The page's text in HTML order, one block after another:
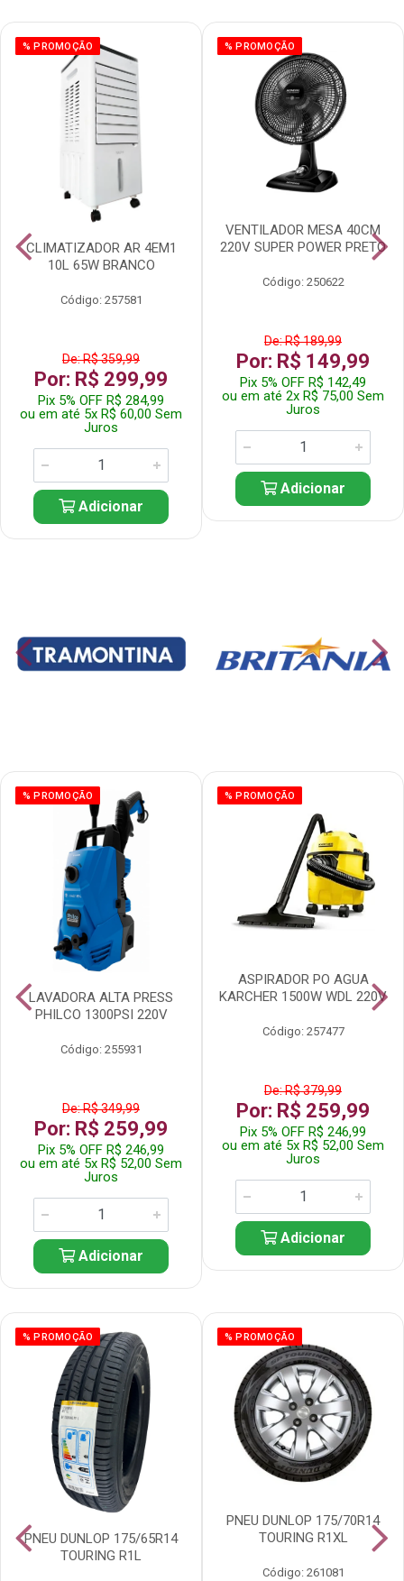
% PROMOÇÃO
CLIMATIZADOR AR 4EM1
10L 65W BRANCO
Código: 257581
De: R$ 359,99
Por: R$ 299,99
Pix 5% OFF R$ 284,99
ou em até 5x R$ 60,00 Sem
Juros
Adicionar
% PROMOÇÃO
VENTILADOR MESA 40CM
220V SUPER POWER PRETO
Código: 250622
De: R$ 189,99
Por: R$ 149,99
Pix 5% OFF R$ 142,49
ou em até 2x R$ 75,00 Sem
Juros
Adicionar
% PROMOÇÃO
LAVADORA ALTA PRESS
PHILCO 1300PSI 220V
Código: 255931
De: R$ 349,99
Por: R$ 259,99
Pix 5% OFF R$ 246,99
ou em até 5x R$ 52,00 Sem
Juros
Adicionar
% PROMOÇÃO
ASPIRADOR PO AGUA
KARCHER 1500W WDL 220V
Código: 257477
De: R$ 379,99
Por: R$ 259,99
Pix 5% OFF R$ 246,99
ou em até 5x R$ 52,00 Sem
Juros
Adicionar
% PROMOÇÃO
PNEU DUNLOP 175/65R14
TOURING R1L
% PROMOÇÃO
PNEU DUNLOP 175/70R14
TOURING R1XL
Código: 261081